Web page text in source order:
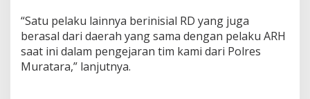
“Satu pelaku lainnya berinisial RD yang juga
berasal dari daerah yang sama dengan pelaku ARH
saat ini dalam pengejaran tim kami dari Polres
Muratara,” lanjutnya.